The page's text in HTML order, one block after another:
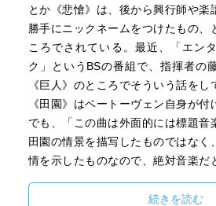
とか《悲愴》は、後から興行師や楽
勝手にニックネームをつけたもの、
ころでされている。最近、「エン
ク」というBSの番組で、指揮者の
《巨人》のところでそういう話をし
《田園》はベートーヴェン自身が付
でも、「この曲は外面的には標題音
田園の情景を描写したものではなく
情を示したものなので、絶対音楽だ
いなあ、田園は田園を描いて欲しい
続きを読む